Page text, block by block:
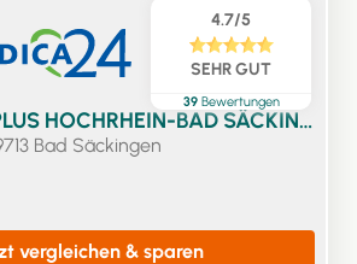
4.7/5
SEHR GUT
39 Bewertungen
PROMEDICA PLUS HOCHRHEIN-BAD SÄCKINGEN
Bad Säckingen
vergleichen & sparen